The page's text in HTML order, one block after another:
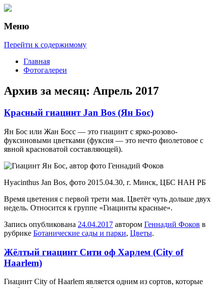
О путешествиях
Меню
Перейти к содержимому
Главная
Фотогалереи
Архив за месяц: Апрель 2017
Красный гиацинт Jan Bos (Ян Бос)
Ян Бос или Жан Босс — это гиацинт с ярко-розово-
фуксиновыми цветками (фуксия — это нечто фиолетовое с
явной красноватой составляющей).
Hyacinthus Jan Bos, фото 2015.04.30, г. Минск, ЦБС НАН РБ
Время цветения с первой трети мая. Цветёт чуть дольше двух
недель. Относится к группе «Гиацинты красные».
Запись опубликована 24.04.2017 автором Геннадий Фоков в
рубрике Ботанические сады и парки, Цветы.
Жёлтый гиацинт Сити оф Харлем (City of
Haarlem)
Гиацинт City of Haarlem является одним из сортов, которые